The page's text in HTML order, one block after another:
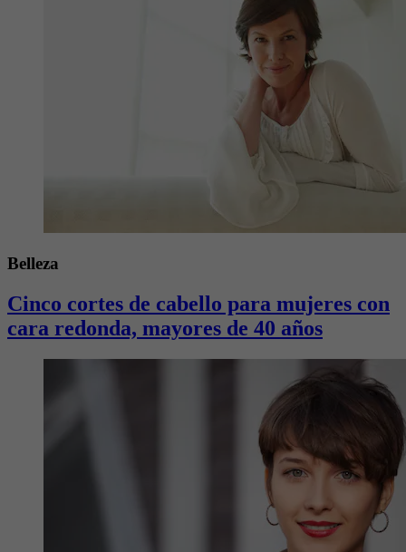
Belleza
Cinco cortes de cabello para mujeres con
cara redonda, mayores de 40 años